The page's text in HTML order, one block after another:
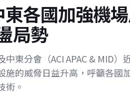
各國加強機
局勢
中東分會（ACI APAC & MID
施的威脅日益升高，呼籲各
術。